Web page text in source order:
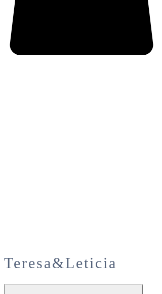
Teresa&Leticia